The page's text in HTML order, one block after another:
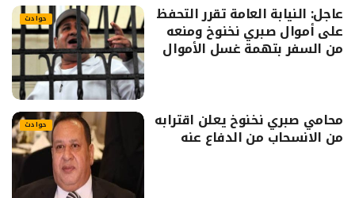
حوادث عاجل: النيابة العامة تقرر التحفظ
على أموال صبري نخنوخ ومنعه
من السفر بتهمة غسل الأموال
حوادث محامي صبري نخنوخ يعلن اقترابه
من الانسحاب من الدفاع عنه